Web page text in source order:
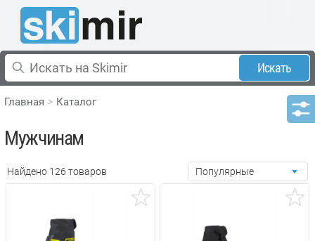
Искать
Главная Каталог
Мужчинам
Найдено 126 товаров Популярные